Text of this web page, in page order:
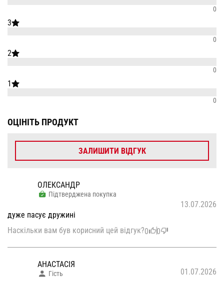
0
3
0
2
0
1
0
ОЦІНІТЬ ПРОДУКТ
ЗАЛИШИТИ ВІДГУК
ОЛЕКСАНДР
Підтверджена покупка
13.07.2026
дуже пасує дружині
Наскільки вам був корисний цей відгук?0 0
АНАСТАСІЯ
Гість 01.07.2026